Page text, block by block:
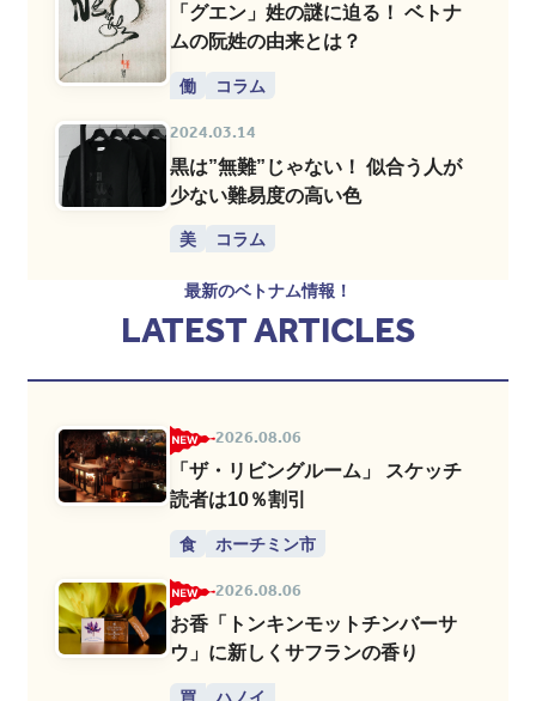
「グエン」姓の謎に迫る！ ベトナ
ムの阮姓の由来とは？
働 コラム
2024.03.14
黒は”無難”じゃない！ 似合う人が
少ない難易度の高い色
美 コラム
最新のベトナム情報！
LATEST ARTICLES
2026.08.06
「ザ・リビングルーム」 スケッチ
読者は10％割引
食 ホーチミン市
2026.08.06
お香「トンキンモットチンバーサ
ウ」に新しくサフランの香り
買 ハノイ